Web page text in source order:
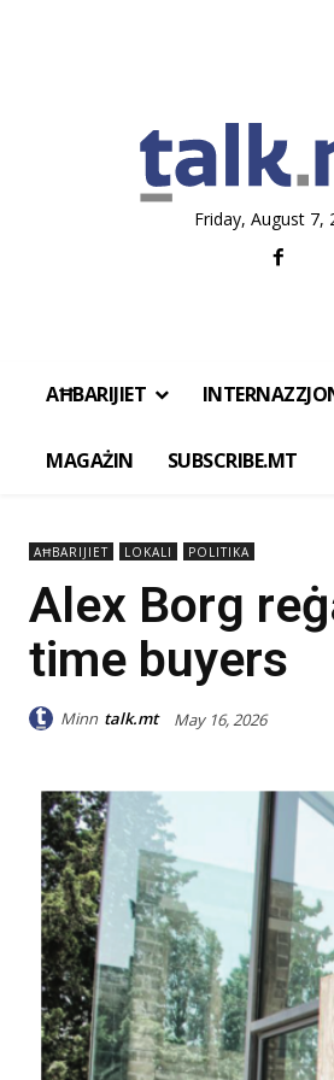
Friday, August 7,
AĦBARIJIET
MAGAŻIN SUBSCRIBE.MT
AĦBARIJIET LOKALI POLITIKA
Alex Borg
time buyers
Minn talk.mt May 16, 2026